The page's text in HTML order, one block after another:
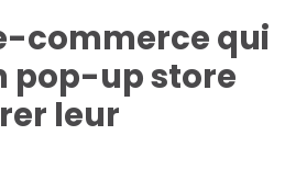
commerce qui
pop-up store
leur